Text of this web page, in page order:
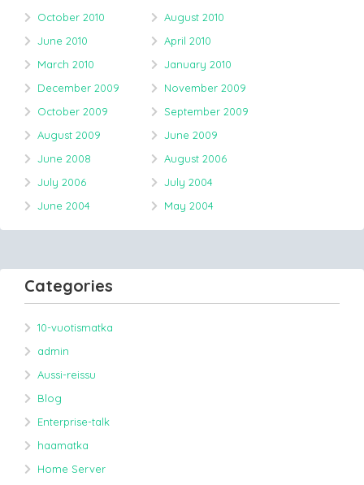
October 2010
August 2010
June 2010
April 2010
March 2010
January 2010
December 2009
November 2009
October 2009
September 2009
August 2009
June 2009
June 2008
August 2006
July 2006
July 2004
June 2004
May 2004
Categories
10-vuotismatka
admin
Aussi-reissu
Blog
Enterprise-talk
haamatka
Home Server